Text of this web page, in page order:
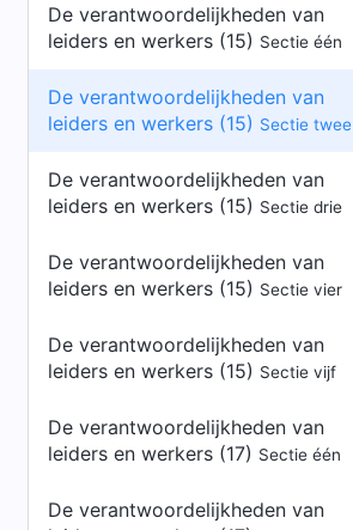
De verantwoordelijkheden van
leiders en werkers (15) Sectie één
De verantwoordelijkheden van
leiders en werkers (15) Sectie twee
De verantwoordelijkheden van
leiders en werkers (15) Sectie drie
De verantwoordelijkheden van
leiders en werkers (15) Sectie vier
De verantwoordelijkheden van
leiders en werkers (15) Sectie vijf
De verantwoordelijkheden van
leiders en werkers (17) Sectie één
De verantwoordelijkheden van